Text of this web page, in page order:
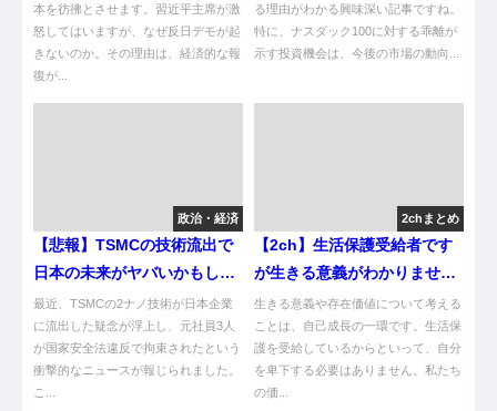
本を彷彿とさせます。習近平主席が激
怒してはいますが、なぜ反日デモが起
きないのか。その理由は、経済的な報
復が...
る理由がわかる興味深い記事ですね。
特に、ナスダック100に対する乖離が
示す投資機会は、今後の市場の動向...
政治・経済
【悲報】TSMCの技術流出で
日本の未来がヤバいかもしれ
ん！
最近、TSMCの2ナノ技術が日本企業
に流出した疑念が浮上し、元社員3人
が国家安全法違反で拘束されたという
衝撃的なニュースが報じられました。
こ...
2chまとめ
【2ch】生活保護受給者です
が生きる意義がわかりません
僕の日本への存在価値ってあ
りますか？😭
生きる意義や存在価値について考える
ことは、自己成長の一環です。生活保
護を受給しているからといって、自分
を卑下する必要はありません。私たち
の価...